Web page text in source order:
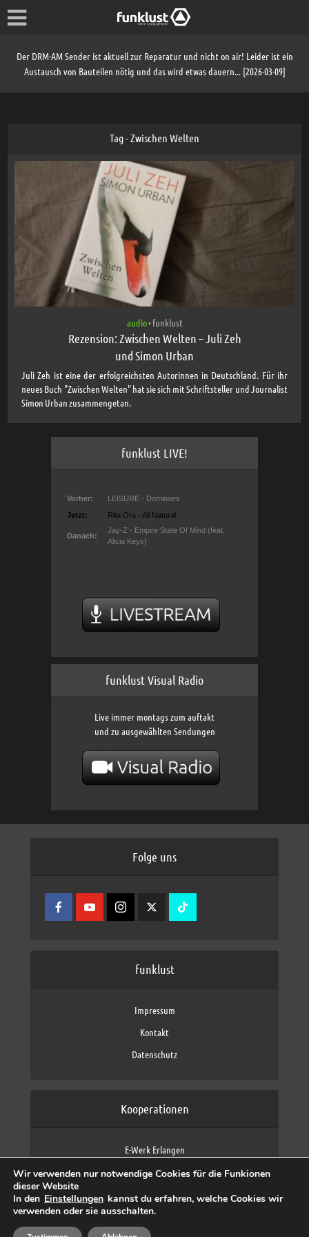
Der DRM-AM Sender ist aktuell zur Reparatur und nicht on air! Leider ist ein
Austausch von Bauteilen nötig und das wird etwas dauern... [2026-03-09]
Tag - Zwischen Welten
audio• funklust
Rezension: Zwischen Welten – Juli Zeh
und Simon Urban
Juli Zeh ist eine der erfolgreichsten Autorinnen in Deutschland. Für ihr
neues Buch "Zwischen Welten" hat sie sich mit Schriftsteller und Journalist
Simon Urban zusammengetan.
funklust LIVE!
funklust Visual Radio
Live immer montags zum auftakt
und zu ausgewählten Sendungen
Folge uns
funklust
Impressum
Kontakt
Datenschutz
Kooperationen
E-Werk Erlangen
Fraunhofer IIS
max neo (AFK max)
Wir verwenden nur notwendige Cookies für die Funkionen
dieser Website
In den Einstellungen kannst du erfahren, welche Cookies wir
verwenden oder sie ausschalten.